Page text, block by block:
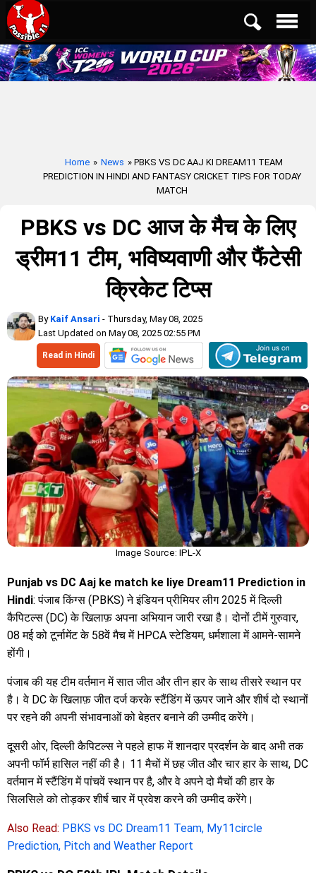
Home » News » PBKS VS DC AAJ KI DREAM11 TEAM
PREDICTION IN HINDI AND FANTASY CRICKET TIPS FOR TODAY
MATCH
PBKS vs DC आज के मैच के लिए
ड्रीम11 टीम, भविष्यवाणी और फैंटेसी
क्रिकेट टिप्स
By Kaif Ansari - Thursday, May 08, 2025
Last Updated on May 08, 2025 02:55 PM
Read in Hindi
Image Source: IPL-X
Punjab vs DC Aaj ke match ke liye Dream11 Prediction in
Hindi: पंजाब किंग्स (PBKS) ने इंडियन प्रीमियर लीग 2025 में दिल्ली
कैपिटल्स (DC) के खिलाफ़ अपना अभियान जारी रखा है। दोनों टीमें गुरुवार,
08 मई को टूर्नामेंट के 58वें मैच में HPCA स्टेडियम, धर्मशाला में आमने-सामने
होंगी।
पंजाब की यह टीम वर्तमान में सात जीत और तीन हार के साथ तीसरे स्थान पर
है। वे DC के खिलाफ़ जीत दर्ज करके स्टैंडिंग में ऊपर जाने और शीर्ष दो स्थानों
पर रहने की अपनी संभावनाओं को बेहतर बनाने की उम्मीद करेंगे।
दूसरी ओर, दिल्ली कैपिटल्स ने पहले हाफ में शानदार प्रदर्शन के बाद अभी तक
अपनी फॉर्म हासिल नहीं की है। 11 मैचों में छह जीत और चार हार के साथ, DC
वर्तमान में स्टैंडिंग में पांचवें स्थान पर है, और वे अपने दो मैचों की हार के
सिलसिले को तोड़कर शीर्ष चार में प्रवेश करने की उम्मीद करेंगे।
Also Read: PBKS vs DC Dream11 Team, My11circle
Prediction, Pitch and Weather Report